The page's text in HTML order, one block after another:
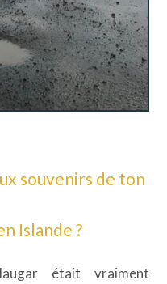
souvenirs de ton
Islande ?
était vraiment